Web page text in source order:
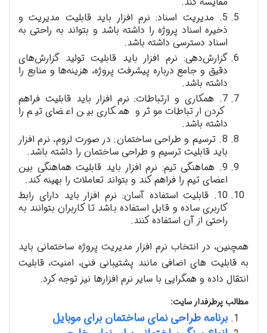
5. مدیریت اسناد: نرم افزار باید قابلیت مدیریت و
ذخیره اسناد پروژه را داشته باشد و بتواند به راحتی به
اسناد دسترسی داشته باشد.
گزارش‌دهی: نرم افزار باید قابلیت تولید گزارش‌های
دقیق و جامع درباره پیشرفت پروژه، هزینه‌ها و منابع را
داشته باشد.
7. همکاری و ارتباطات: نرم افزار باید قابلیت فراهم
کردن ارتباطات موثر و همکاری بین اعضای تیم را
داشته باشد.
8. ترسیم و طراحی ساختمان: در صورت لزوم، نرم افزار
باید قابلیت ترسیم و طراحی ساختمان را داشته باشد.
9. هماهنگی تیم: نرم افزار باید قابلیت هماهنگی بین
اعضای تیم را فراهم کند و بتواند تعاملات را بهینه کند.
10. قابلیت استفاده آسان: نرم افزار باید دارای رابط
کاربری ساده و قابل استفاده باشد تا کاربران بتوانند به
راحتی از آن استفاده کنند.
همچنین، در انتخاب نرم افزار مدیریت پروژه ساختمانی باید
به قابلیت های اضافی مانند پشتیبانی فنی، امنیت، قابلیت
انتقال داده و همگرایی با سایر نرم افزارها نیز توجه کرد.
مطالب پرطرفدار سایت:
برنامه طراحی نمای ساختمان برای موبایل